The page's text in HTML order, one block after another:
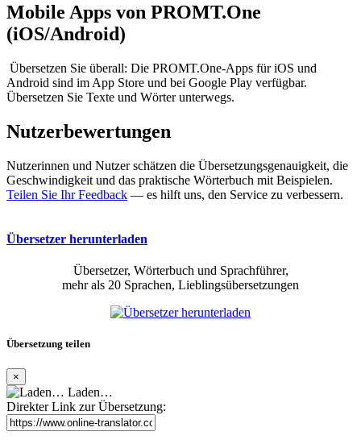
Mobile Apps von PROMT.One
(iOS/Android)
Übersetzen Sie überall: Die PROMT.One-Apps für iOS und
Android sind im App Store und bei Google Play verfügbar.
Übersetzen Sie Texte und Wörter unterwegs.
Nutzerbewertungen
Nutzerinnen und Nutzer schätzen die Übersetzungsgenauigkeit, die
Geschwindigkeit und das praktische Wörterbuch mit Beispielen.
Teilen Sie Ihr Feedback — es hilft uns, den Service zu verbessern.
Übersetzer herunterladen
Übersetzer, Wörterbuch und Sprachführer,
mehr als 20 Sprachen, Lieblingsübersetzungen
Übersetzung teilen
×
Laden…
Direkter Link zur Übersetzung: